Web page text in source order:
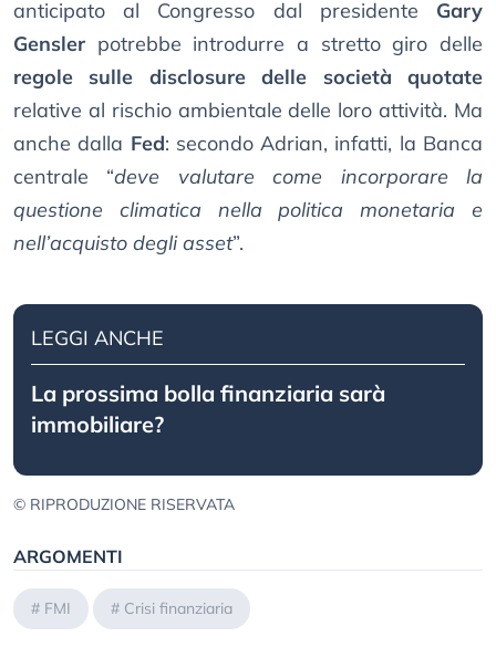
anticipato al Congresso dal presidente Gary
Gensler potrebbe introdurre a stretto giro delle
regole sulle disclosure delle società quotate
relative al rischio ambientale delle loro attività. Ma
anche dalla Fed: secondo Adrian, infatti, la Banca
centrale “deve valutare come incorporare la
questione climatica nella politica monetaria e
nell’acquisto degli asset”.
LEGGI ANCHE
La prossima bolla finanziaria sarà
immobiliare?
© RIPRODUZIONE RISERVATA
ARGOMENTI
# FMI # Crisi finanziaria